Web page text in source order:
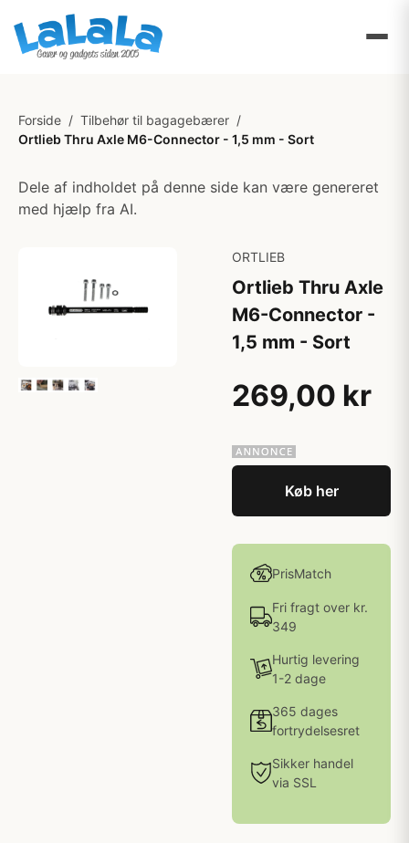
Forside / Tilbehør til bagagebærer /
Ortlieb Thru Axle M6-Connector - 1,5 mm - Sort
Dele af indholdet på denne side kan være genereret
med hjælp fra AI.
ORTLIEB
Ortlieb Thru Axle
M6-Connector -
1,5 mm - Sort
269,00 kr
Køb her
PrisMatch
Fri fragt over kr.
349
Hurtig levering
1-2 dage
365 dages
fortrydelsesret
Sikker handel
via SSL